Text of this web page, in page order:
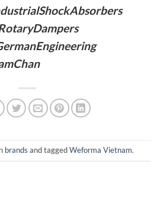
brands and taggedWeforma Vietnam.